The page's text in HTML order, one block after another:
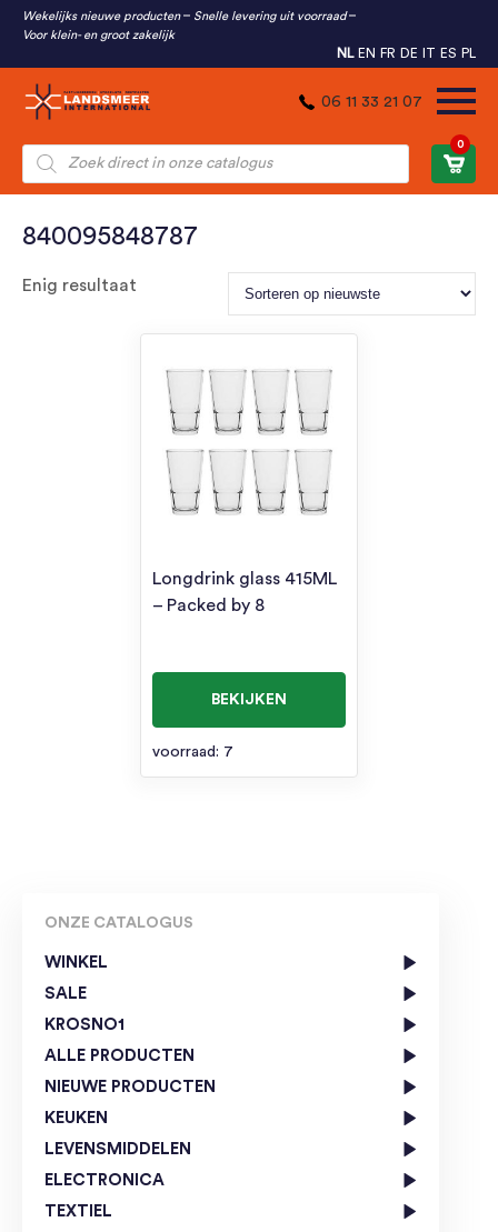
Wekelijks nieuwe producten
Snelle levering uit voorraad
Voor klein- en groot zakelijk
NL EN FR DE IT ES PL
06 11 33 21 07
Producten
zoeken
0
ONZE CATALOGUS
WINKEL
SALE
KROSNO1
ALLE PRODUCTEN
NIEUWE PRODUCTEN
KEUKEN
LEVENSMIDDELEN
ELECTRONICA
TEXTIEL
840095848787
Enig resultaat
Longdrink glass 415ML
– Packed by 8
BEKIJKEN
voorraad: 7